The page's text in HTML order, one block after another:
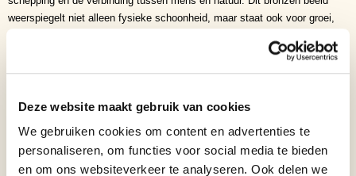
Deze website maakt gebruik van cookies
We gebruiken cookies om content en advertenties te
personaliseren, om functies voor social media te bieden
en om ons websiteverkeer te analyseren. Ook delen we
weerspiegelt niet alleen fysieke schoonheid, maar staat ook voor groei,
bijzonder kunstwerk met zowel een decoratieve als diepere symbolische
Volgens de Bijbelse traditie is Adam de eerste mens en vertegenwoordigt
menselijke perfectie. De open houding van het beeld straalt
zelfvertrouwen, vrijheid en levensenergie uit. Hierdoor spreekt dit